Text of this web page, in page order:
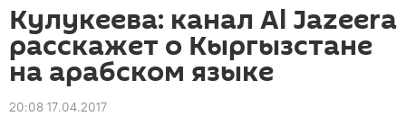
Кулукеева: канал Al Jazeera
расскажет о Кыргызстане
на арабском языке
20:08 17.04.2017